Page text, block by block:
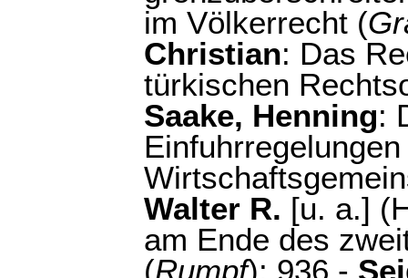
im Völkerrecht (
Christian: Das
türkischen
Saake, Henning:
Walter R. [u. a.]
am Ende des
(Rumpf): 936 -